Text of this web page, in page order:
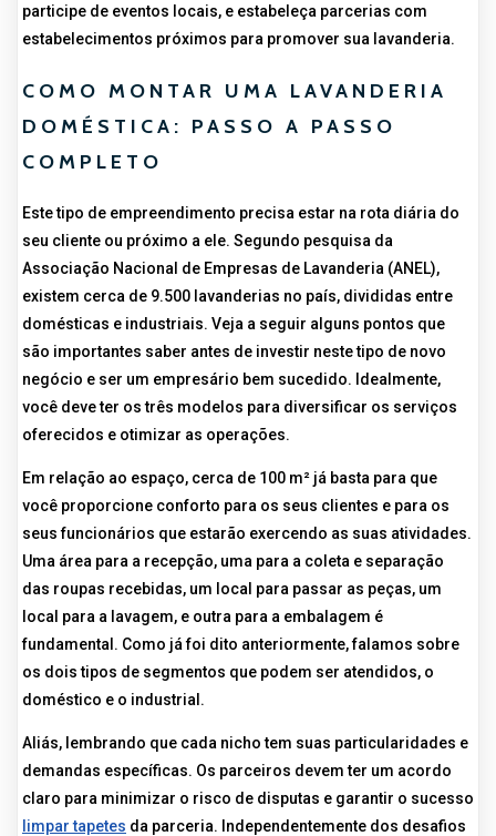
participe de eventos locais, e estabeleça parcerias com
estabelecimentos próximos para promover sua lavanderia.
COMO MONTAR UMA LAVANDERIA
DOMÉSTICA: PASSO A PASSO
COMPLETO
Este tipo de empreendimento precisa estar na rota diária do
seu cliente ou próximo a ele. Segundo pesquisa da
Associação Nacional de Empresas de Lavanderia (ANEL),
existem cerca de 9.500 lavanderias no país, divididas entre
domésticas e industriais. Veja a seguir alguns pontos que
são importantes saber antes de investir neste tipo de novo
negócio e ser um empresário bem sucedido. Idealmente,
você deve ter os três modelos para diversificar os serviços
oferecidos e otimizar as operações.
Em relação ao espaço, cerca de 100 m² já basta para que
você proporcione conforto para os seus clientes e para os
seus funcionários que estarão exercendo as suas atividades.
Uma área para a recepção, uma para a coleta e separação
das roupas recebidas, um local para passar as peças, um
local para a lavagem, e outra para a embalagem é
fundamental. Como já foi dito anteriormente, falamos sobre
os dois tipos de segmentos que podem ser atendidos, o
doméstico e o industrial.
Aliás, lembrando que cada nicho tem suas particularidades e
demandas específicas. Os parceiros devem ter um acordo
claro para minimizar o risco de disputas e garantir o sucesso
limpar tapetes da parceria. Independentemente dos desafios